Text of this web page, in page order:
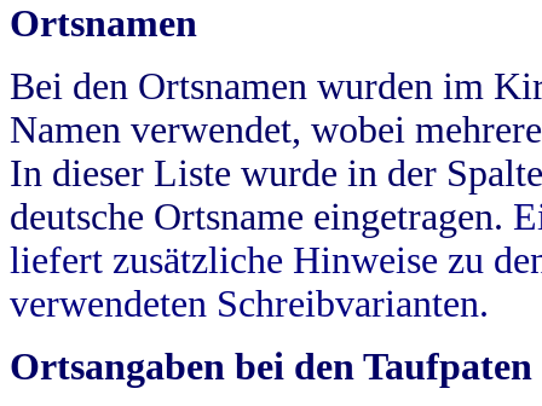
Ortsnamen
Bei den Ortsnamen wurden im
Namen verwendet, wobei
In dieser Liste wurde in der
deutsche Ortsname eingetragen.
liefert zusätzliche Hinweise zu
verwendeten Schreibvarianten.
Ortsangaben bei den Taufpaten